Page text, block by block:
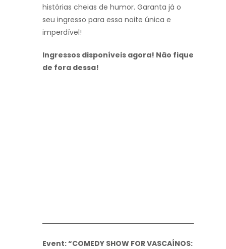
histórias cheias de humor. Garanta já o
seu ingresso para essa noite única e
imperdível!
Ingressos disponíveis agora! Não fique
de fora dessa!
Event: “COMEDY SHOW FOR VASCAÍNOS: